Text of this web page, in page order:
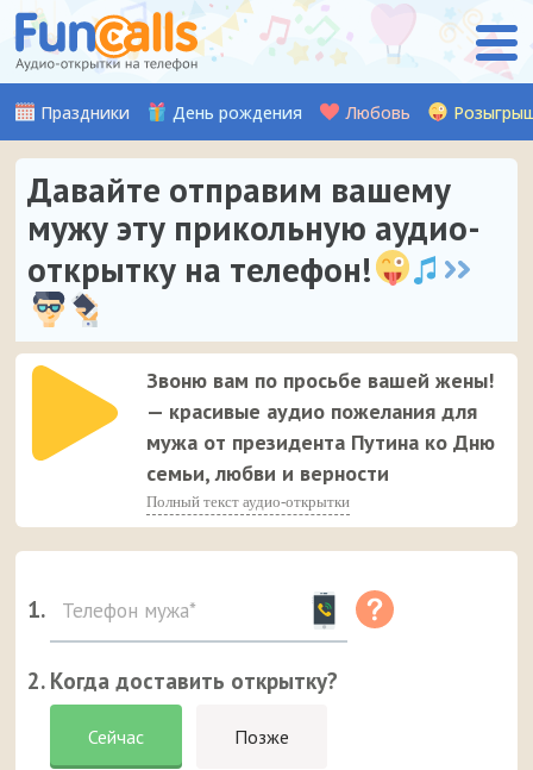
Праздники День рождения Любовь
Давайте отправим вашему
мужу эту прикольную аудио-
открытку на телефон!
Звоню вам по просьбе вашей жены!
— красивые аудио пожелания для
мужа от президента Путина ко Дню
семьи, любви и верности
Полный текст аудио-открытки
1.
2. Когда доставить открытку?
Сейчас Позже